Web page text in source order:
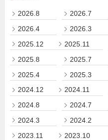
2026.8 2026.7
2026.4
2026.3
2025.12
2025.11
2025.8
2025.7
2025.4
2025.3
2024.12
2024.11
2024.8
2024.7
2024.3
2024.2
2023.11
2023.10